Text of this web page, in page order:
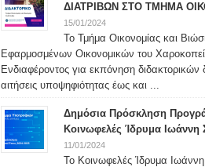
ΔΙΑΤΡΙΒΩΝ ΣΤΟ ΤΜΗΜΑ
15/01/2024
Το Τμήμα Οικονομίας και
Εφαρμοσμένων Οικονομικών του
Ενδιαφέροντος για εκπόνηση
αιτήσεις υποψηφιότητας έως και ...
Δημόσια Πρόσκληση
Κοινωφελές Ίδρυμα Ιωάννη
11/01/2024
Το Κοινωφελές Ίδρυμα